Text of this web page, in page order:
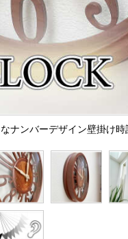
ナンバーデザイン壁掛け時